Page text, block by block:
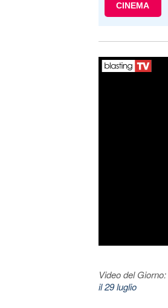
CINEMA
Video del Giorno:
il 29 luglio